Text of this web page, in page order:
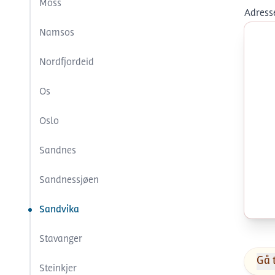
Moss
Namsos
Nordfjordeid
Os
Oslo
Sandnes
Sandnessjøen
Sandvika
Stavanger
Steinkjer
Gå